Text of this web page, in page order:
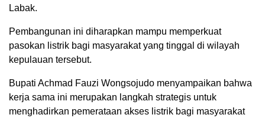
Labak.
Pembangunan ini diharapkan mampu memperkuat
pasokan listrik bagi masyarakat yang tinggal di wilayah
kepulauan tersebut.
Bupati Achmad Fauzi Wongsojudo menyampaikan bahwa
kerja sama ini merupakan langkah strategis untuk
menghadirkan pemerataan akses listrik bagi masyarakat